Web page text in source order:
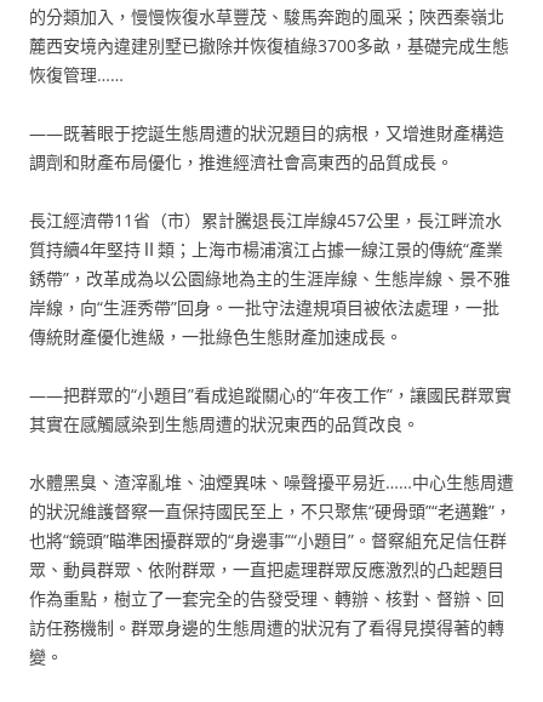
的分類加入，慢慢恢復水草豐茂、駿馬奔跑的風采；陜西秦嶺北
麓西安境內違建別墅已撤除并恢復植綠3700多畝，基礎完成生態
恢復管理……
——既著眼于挖誕生態周遭的狀況題目的病根，又增進財產構造
調劑和財產布局優化，推進經濟社會高東西的品質成長。
長江經濟帶11省（市）累計騰退長江岸線457公里，長江畔流水
質持續4年堅持Ⅱ類；上海市楊浦濱江占據一線江景的傳統“產業
銹帶”，改革成為以公園綠地為主的生涯岸線、生態岸線、景不雅
岸線，向“生涯秀帶”回身。一批守法違規項目被依法處理，一批
傳統財產優化進級，一批綠色生態財產加速成長。
——把群眾的“小題目”看成追蹤關心的“年夜工作”，讓國民群眾實
其實在感觸感染到生態周遭的狀況東西的品質改良。
水體黑臭、渣滓亂堆、油煙異味、噪聲擾平易近……中心生態周遭
的狀況維護督察一直保持國民至上，不只聚焦“硬骨頭”“老邁難”，
也將“鏡頭”瞄準困擾群眾的“身邊事”“小題目”。督察組充足信任群
眾、動員群眾、依附群眾，一直把處理群眾反應激烈的凸起題目
作為重點，樹立了一套完全的告發受理、轉辦、核對、督辦、回
訪任務機制。群眾身邊的生態周遭的狀況有了看得見摸得著的轉
變。